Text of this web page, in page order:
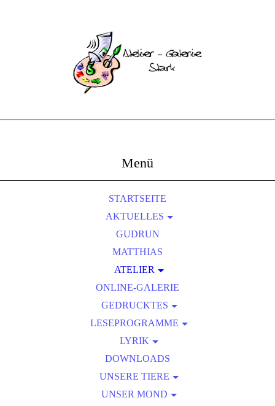
Menü
STARTSEITE
AKTUELLES
AUSSTELLUNGEN
FOTOS UND BERICHTE
GUDRUN
MATTHIAS
ATELIER
ZEICHENZIRKEL
ONLINE-GALERIE
GEDRUCKTES
KALENDER
LESEPROGRAMME
ONLINE-LESUNGEN
LYRIK
FOTOHAIKU/FOTOLYRIK
DOWNLOADS
UNSERE TIERE
WILDTIERBEOBACHTUNGEN
UNSER MOND